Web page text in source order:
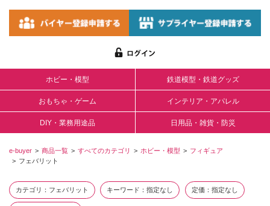
ホビー・模型 鉄道模型・鉄道グッズ
おもちゃ・ゲーム インテリア・アパレル
DIY・業務用途品 日用品・雑貨・防災
e-buyer 商品一覧 すべてのカテゴリ ホビー・模型
フィギュア
フェバリット
カテゴリ フェバリット キーワード 指定なし 定価 指定なし